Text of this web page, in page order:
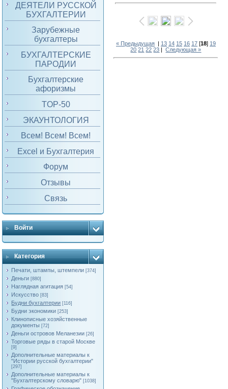
ДЕЯТЕЛИ РУССКОЙ
БУХГАЛТЕРИИ
Зарубежные
бухгалтеры
БУХГАЛТЕРСКИЕ
ПАРОДИИ
Бухгалтерские
афоризмы
TOP-50
ЭКАУНТОЛОГИЯ
Всем! Всем! Всем!
Excel и Бухгалтерия
Форум
Отзывы
Связь
Войти
Категория
Печати, штампы, штемпели [374]
Деньги [880]
Наглядная агитация [54]
Искусство [83]
Будни бухгалтерии [116]
Будни экономики [253]
Клинописные хозяйственные
документы [72]
Деньги островов Меланезии [26]
Торговые ряды в старой Москве
[9]
Дополнительные материалы к
"Истории русской бухгалтерии"
[297]
Дополнительные материалы к
"Бухгалтерскому словарю" [1038]
« Предыдущая| 13 14 15 16 17[18] 19
20 21 22 23 |Следующая »